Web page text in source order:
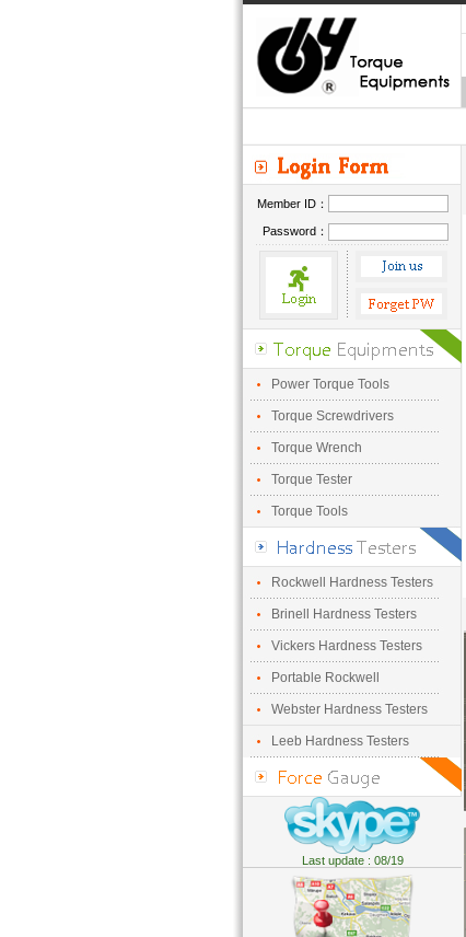
Member ID：
Password：
Power Torque Tools
Torque Screwdrivers
Torque Wrench
Torque Tester
Torque Tools
Rockwell Hardness Testers
Brinell Hardness Testers
Vickers Hardness Testers
Portable Rockwell
Webster Hardness Testers
Leeb Hardness Testers
Last update : 08/19